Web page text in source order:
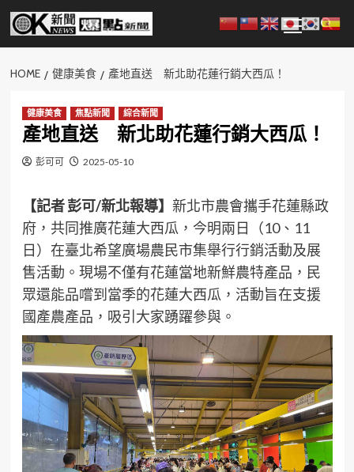
Skip
content
Menu
HOME 健康美食 產地直送 新北助花蓮行銷大西瓜！
健康美食 焦點新聞 綜合新聞
產地直送 新北助花蓮行銷大西瓜！
彭可可 2025-05-10
【記者 彭可/新北報導】 新北市農會攜手花蓮縣政
府，共同推廣花蓮大西瓜，今明兩日（10、11
日）在臺北希望廣場農民市集舉行行銷活動及展
售活動。現場不僅有花蓮當地新鮮農特產品，民
眾還能品嚐到當季的花蓮大西瓜，活動旨在支援
國產農產品，吸引大家踴躍參與。